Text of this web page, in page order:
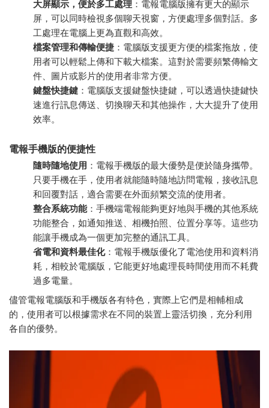
大屏顯示，便於多工處理 ：電報電腦版擁有更大的顯示
屏，可以同時檢視多個聊天視窗，方便處理多個對話。多
工處理在電腦上更為直觀和高效。
檔案管理和傳輸便捷 ：電腦版支援更方便的檔案拖放，使
用者可以輕鬆上傳和下載大檔案。這對於需要頻繁傳輸文
件、圖片或影片的使用者非常方便。
鍵盤快捷鍵 ：電腦版支援鍵盤快捷鍵，可以透過快捷鍵快
速進行訊息傳送、切換聊天和其他操作，大大提升了使用
效率。
電報手機版的便捷性
隨時隨地使用 ：電報手機版的最大優勢是便於隨身攜帶。
只要手機在手，使用者就能隨時隨地訪問電報，接收訊息
和回覆對話，適合需要在外面頻繁交流的使用者。
整合系統功能：手機端電報能夠更好地與手機的其他系統
功能整合，如通知推送、相機拍照、位置分享等。這些功
能讓手機成為一個更加完整的通訊工具。
省電和資料最佳化：電報手機版優化了電池使用和資料消
耗，相較於電腦版，它能更好地處理長時間使用而不耗費
過多電量。
儘管電報電腦版和手機版各有特色，實際上它們是相輔相成
的，使用者可以根據需求在不同的裝置上靈活切換，充分利用
各自的優勢。